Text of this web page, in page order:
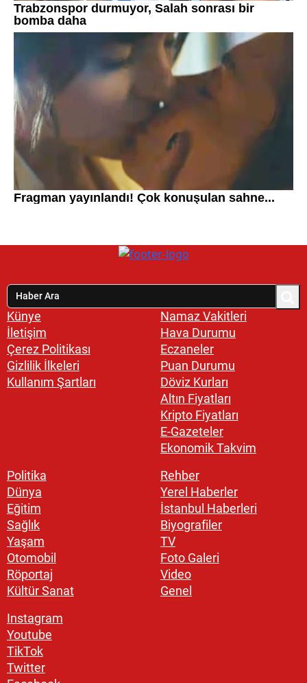
Künye
İletişim
Çerez Politikası
Gizlilik İlkeleri
Kullanım Şartları
Namaz Vakitleri
Hava Durumu
Eczaneler
Puan Durumu
Döviz Kurları
Altın Fiyatları
Kripto Fiyatları
E-Gazeteler
Ekonomik Takvim
Politika
Dünya
Eğitim
Sağlık
Yaşam
Otomobil
Röportaj
Kültür Sanat
Rehber
Yerel Haberler
İstanbul Haberleri
Biyografiler
TV
Foto Galeri
Video
Genel
Instagram
Youtube
TikTok
Twitter